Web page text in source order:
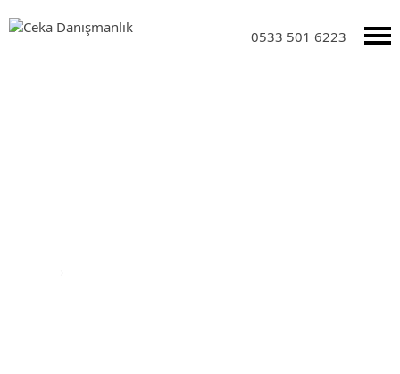
0533 501 6223